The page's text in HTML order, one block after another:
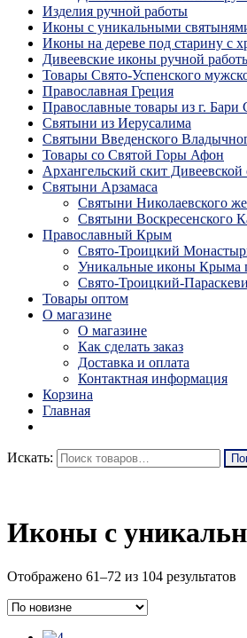
Изделия ручной работы
Иконы с уникальными
Иконы на дереве под старину с
Дивеевские иконы ручной
Товары Свято-Успенского
Православная Греция
Православные товары из г.
Святыни из Иерусалима
Святыни Введенского
Товары со Святой Горы Афон
Архангельский скит Дивеевской
Святыни Арзамаса
Святыни Николаевского
Святыни Воскресенского
Православный Крым
Свято-Троицкий
Уникальные иконы Крыма
Свято-Троицкий-
Товары оптом
О магазине
О магазине
Как сделать заказ
Доставка и оплата
Контактная информация
Корзина
Главная
Искать:
Иконы с
Отображено 61–72 из 104 результатов